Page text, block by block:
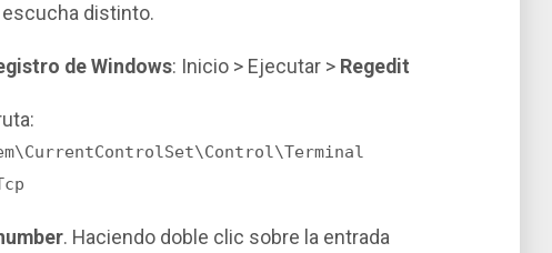
distinto.
de Windows: Inicio > Ejecutar > Regedit
. Haciendo doble clic sobre la entrada